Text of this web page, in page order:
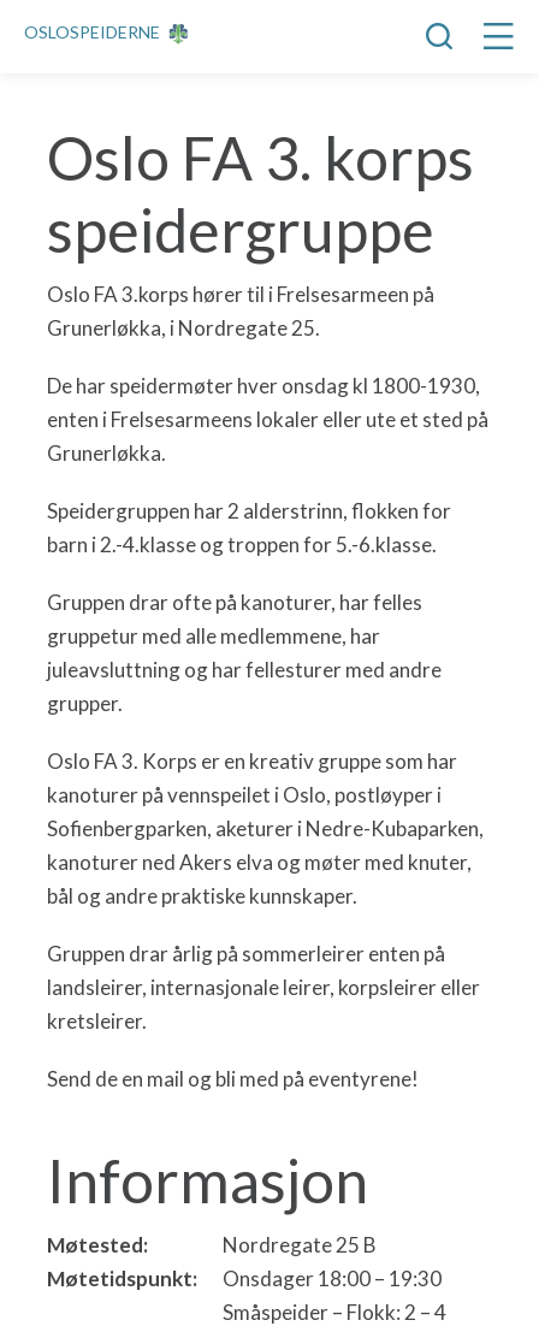
OSLOSPEIDERNE
Oslo FA 3. korps
speidergruppe
Oslo FA 3.korps hører til i Frelsesarmeen på
Grunerløkka, i Nordregate 25.
De har speidermøter hver onsdag kl 1800-1930,
enten i Frelsesarmeens lokaler eller ute et sted på
Grunerløkka.
Speidergruppen har 2 alderstrinn, flokken for
barn i 2.-4.klasse og troppen for 5.-6.klasse.
Gruppen drar ofte på kanoturer, har felles
gruppetur med alle medlemmene, har
juleavsluttning og har fellesturer med andre
grupper.
Oslo FA 3. Korps er en kreativ gruppe som har
kanoturer på vennspeilet i Oslo, postløyper i
Sofienbergparken, aketurer i Nedre-Kubaparken,
kanoturer ned Akers elva og møter med knuter,
bål og andre praktiske kunnskaper.
Gruppen drar årlig på sommerleirer enten på
landsleirer, internasjonale leirer, korpsleirer eller
kretsleirer.
Send de en mail og bli med på eventyrene!
Informasjon
Møtested:
Nordregate 25 B
Møtetidspunkt:
Onsdager 18:00 – 19:30
Småspeider – Flokk: 2 – 4